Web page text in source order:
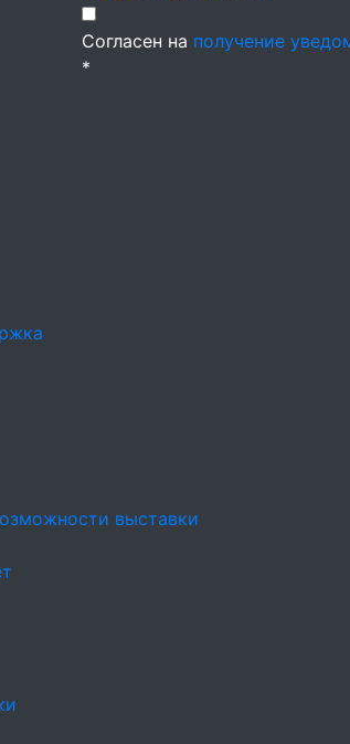
Согласен на получение
*
выставки